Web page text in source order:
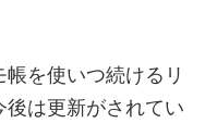
を使いつ続けるリ
後は更新がされてい